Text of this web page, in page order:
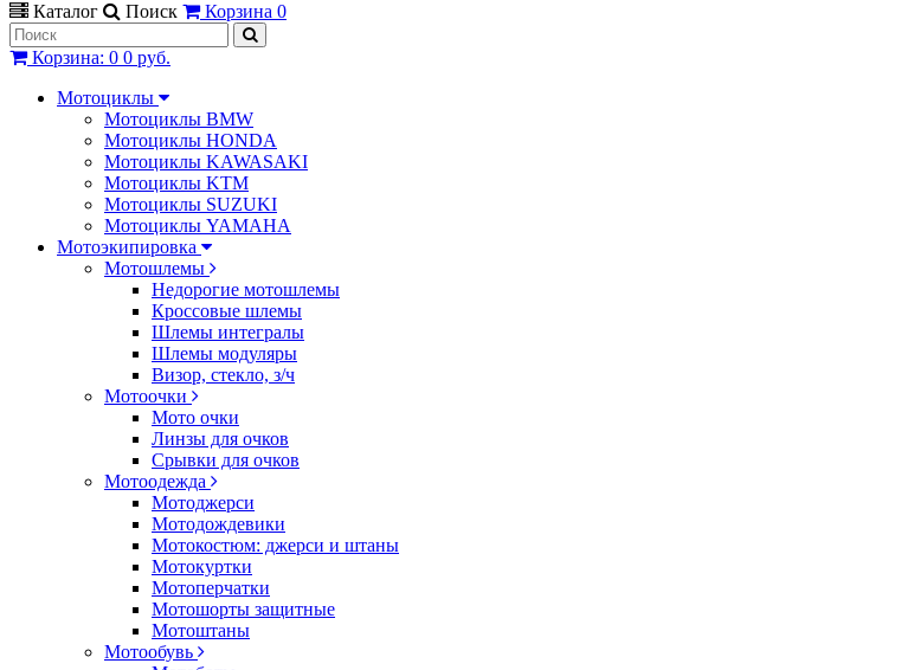
Каталог Поиск Корзина 0
Корзина: 0 0 руб.
Мотоциклы
Мотоциклы BMW
Мотоциклы HONDA
Мотоциклы KAWASAKI
Мотоциклы KTM
Мотоциклы SUZUKI
Мотоциклы YAMAHA
Мотоэкипировка
Мотошлемы
Недорогие мотошлемы
Кроссовые шлемы
Шлемы интегралы
Шлемы модуляры
Визор, стекло, з/ч
Мотоочки
Мото очки
Линзы для очков
Срывки для очков
Мотоодежда
Мотоджерси
Мотодождевики
Мотокостюм: джерси и штаны
Мотокуртки
Мотоперчатки
Мотошорты защитные
Мотоштаны
Мотообувь